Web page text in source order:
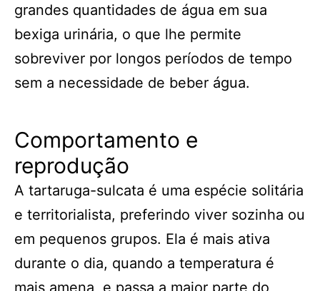
grandes quantidades de água em sua
bexiga urinária, o que lhe permite
sobreviver por longos períodos de tempo
sem a necessidade de beber água.
Comportamento e
reprodução
A tartaruga-sulcata é uma espécie solitária
e territorialista, preferindo viver sozinha ou
em pequenos grupos. Ela é mais ativa
durante o dia, quando a temperatura é
mais amena, e passa a maior parte do